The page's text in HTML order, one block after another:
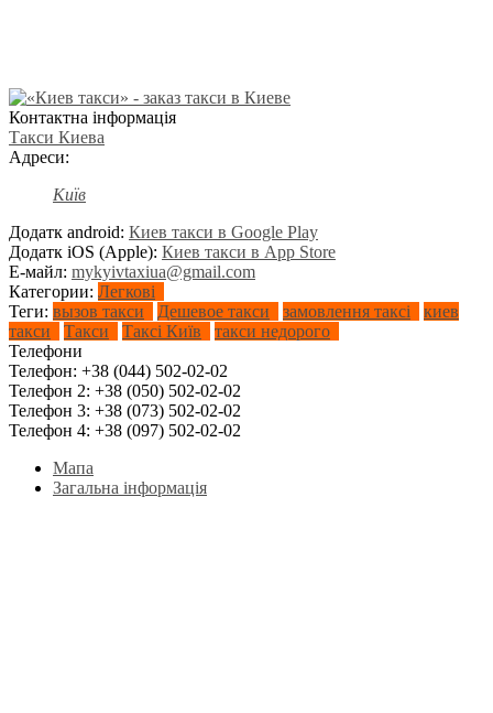
Контактна інформація
Такси Киева
Адреси:
Київ
Додатк android: Киев такси в Google Play
Додатк iOS (Apple): Киев такси в App Store
Е-майл: mykyivtaxiua@gmail.com
Категории: Легкові
Теги: вызов такси Дешевое такси замовлення таксі
киев
такси
Такси Таксі Київ
такси недорого
Телефони
Телефон: +38 (044) 502-02-02
Телефон 2: +38 (050) 502-02-02
Телефон 3: +38 (073) 502-02-02
Телефон 4: +38 (097) 502-02-02
Мапа
Загальна інформація